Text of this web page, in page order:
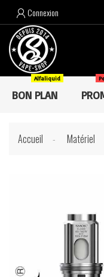
 Connexion
BON PLAN
Alfaliquid
Accueil Matériel